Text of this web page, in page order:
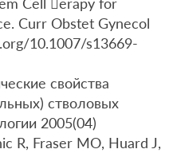
Curr Obstet Gynecol
10.1007/s13669-
свойства
стволовых
2005(04)
R, Fraser MO, Huard J,